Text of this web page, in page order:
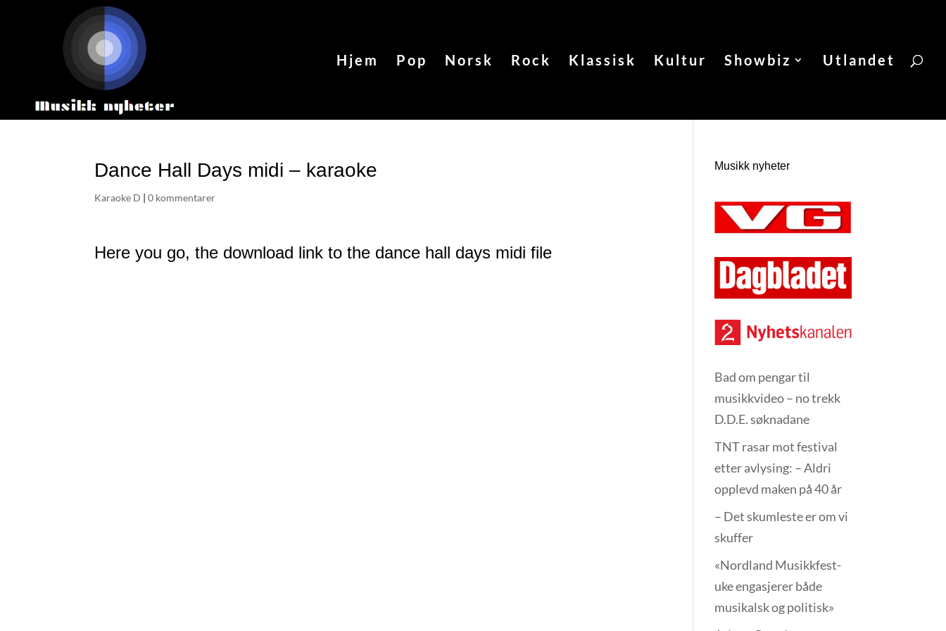
Hjem Pop Norsk Rock Klassisk Kultur Showbiz Utlandet
Dance Hall Days midi – karaoke
Karaoke D |0 kommentarer
Here you go, the download link to the dance hall days midi file
Musikk nyheter
Bad om pengar til
musikkvideo – no trekk
D.D.E. søknadane
TNT rasar mot festival
etter avlysing: – Aldri
opplevd maken på 40 år
– Det skumleste er om vi
skuffer
«Nordland Musikkfest­
uke engasjerer både
musikalsk og politisk»